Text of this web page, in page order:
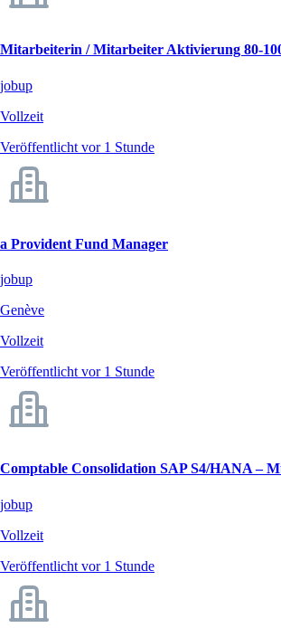
Mitarbeiterin / Mitarbeiter Aktivierung 80-
jobup
Vollzeit
Veröffentlicht vor 1 Stunde
a Provident Fund Manager
jobup
Genève
Vollzeit
Veröffentlicht vor 1 Stunde
Comptable Consolidation SAP S4/HANA –
jobup
Vollzeit
Veröffentlicht vor 1 Stunde